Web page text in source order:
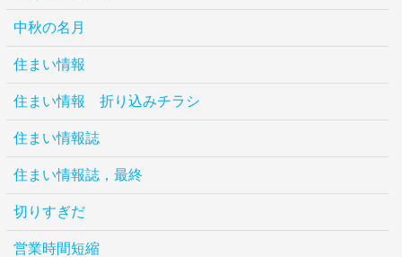
中秋の名月
住まい情報
住まい情報 折り込みチラシ
住まい情報誌
住まい情報誌，最終
切りすぎだ
営業時間短縮